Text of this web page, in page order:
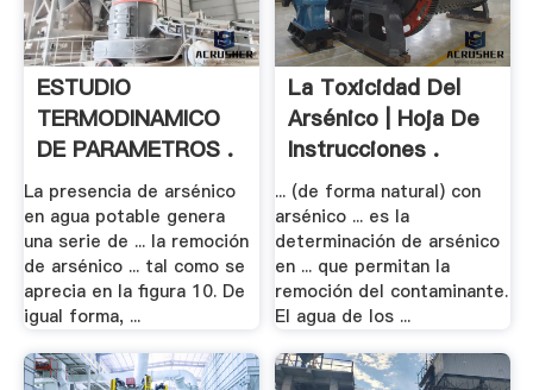
ESTUDIO
TERMODINAMICO
DE PARAMETROS .
La presencia de arsénico
en agua potable genera
una serie de ... la remoción
de arsénico ... tal como se
aprecia en la figura 10. De
igual forma, ...
La Toxicidad Del
Arsénico | Hoja De
Instrucciones .
... (de forma natural) con
arsénico ... es la
determinación de arsénico
en ... que permitan la
remoción del contaminante.
El agua de los ...